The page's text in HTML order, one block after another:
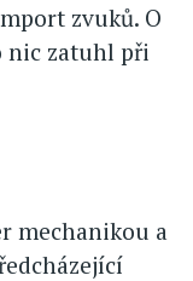
zvuků. O
nic zatuhl při
mechanikou a